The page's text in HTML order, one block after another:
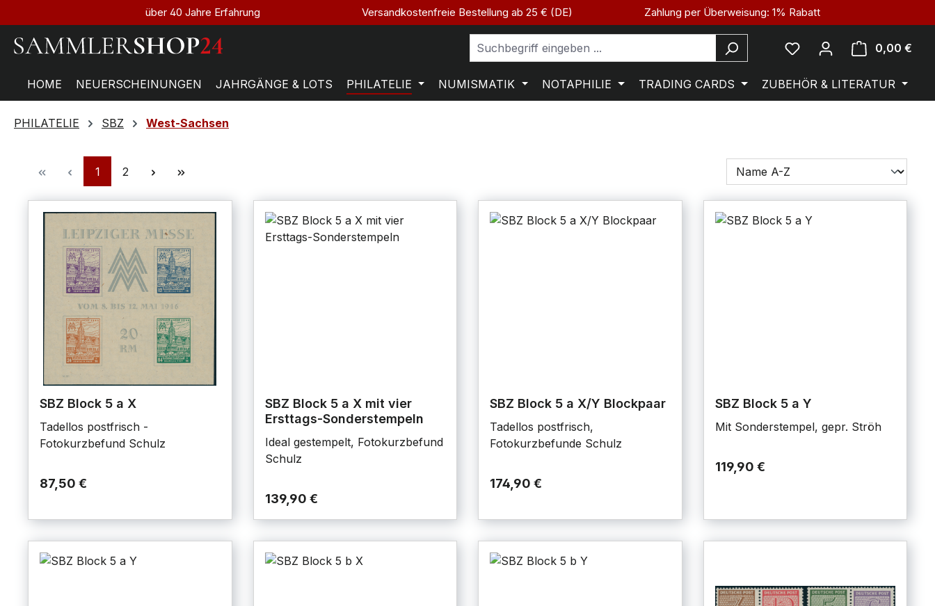
über 40 Jahre Erfahrung Versandkostenfreie Bestellung ab 25 € (DE) Zahlung per Überweisung: 1% Rabatt
0,00 €
HOME NEUERSCHEINUNGEN JAHRGÄNGE & LOTS PHILATELIE NUMISMATIK NOTAPHILIE TRADING CARDS ZUBEHÖR & LITERATUR
PHILATELIE SBZ West-Sachsen
1 2
SBZ Block 5 a X
Tadellos postfrisch -
Fotokurzbefund Schulz
87,50 €
SBZ Block 5 a X mit vier
Ersttags-Sonderstempeln
Ideal gestempelt, Fotokurzbefund
Schulz
139,90 €
SBZ Block 5 a X/Y Blockpaar
Tadellos postfrisch,
Fotokurzbefunde Schulz
174,90 €
SBZ Block 5 a Y
Mit Sonderstempel, gepr. Ströh
119,90 €